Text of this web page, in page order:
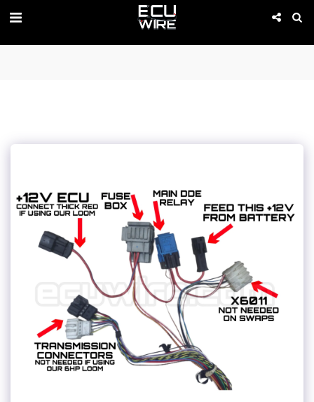
PROMOTION IS ACTIVE 01-09 of August!